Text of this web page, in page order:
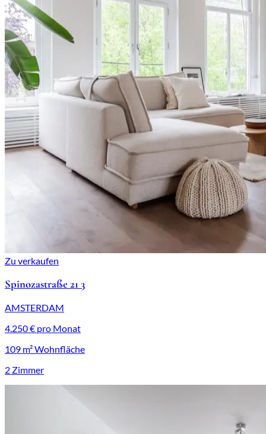
Zu verkaufen
Spinozastraße 21 3
AMSTERDAM
4.250 € pro Monat
109 m² Wohnfläche
2 Zimmer